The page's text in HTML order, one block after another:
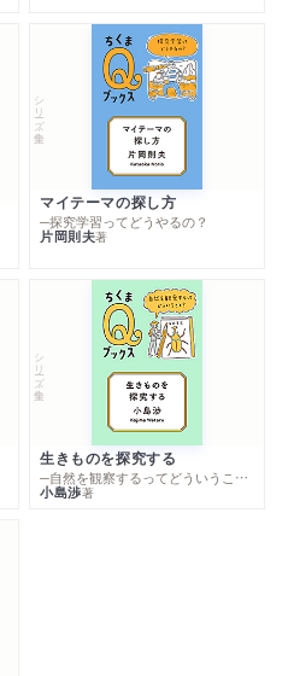
シリーズ・全集
マイテーマの探し方
─探究学習ってどうやるの？
片岡則夫著
シリーズ・全集
生きものを探究する
─自然を観察するってどういうこと？
小島渉著